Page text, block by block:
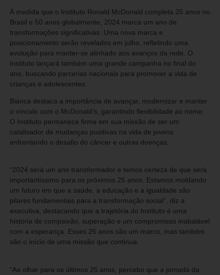
À medida que o Instituto Ronald McDonald completa 25 anos no
Brasil e 50 anos globalmente, 2024 marca um ano de
transformações significativas. Uma nova marca e
posicionamento serão revelados em julho, refletindo uma
evolução para manter-se alinhado aos avanços da rede. O
Instituto lançará também uma grande campanha no final do
ano, buscando parcerias nacionais para promover a vida de
crianças e adolescentes.
Bianca destaca a importância de avançar, modernizar e manter
o vínculo com o McDonald’s, garantindo flexibilidade ao nome.
O Instituto permanece firme em sua missão de ser um
catalisador de mudanças positivas na vida de jovens
enfrentando o desafio do câncer e outras doenças.
“2024 será um ano transformador e temos certeza de que será
importantíssimo para os próximos 25 anos. Estamos moldando
um futuro em que a saúde, a educação e a igualdade são
pilares fundamentais para a transformação social”, diz a
executiva, destacando que a trajetória do Instituto é uma
história de compaixão, superação e um compromisso inabalável
com a esperança. Esses 25 anos são um marco, mas também
são o início de uma missão que continua.
“Ao olhar para os últimos 25 anos, percebo que a jornada da